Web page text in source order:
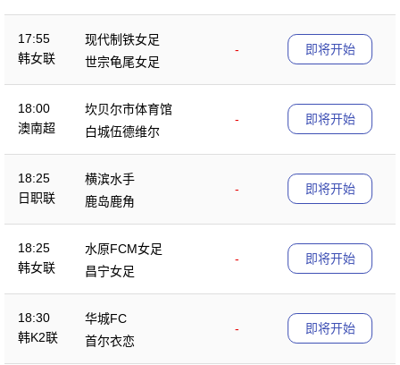
17:55
韩女联
现代制铁女足
-
世宗龟尾女足
即将开始
18:00
澳南超
坎贝尔市体育馆
-
白城伍德维尔
即将开始
18:25
日职联
横滨水手
-
鹿岛鹿角
即将开始
18:25
韩女联
水原FCM女足
-
昌宁女足
即将开始
18:30
韩K2联
华城FC
-
首尔衣恋
即将开始